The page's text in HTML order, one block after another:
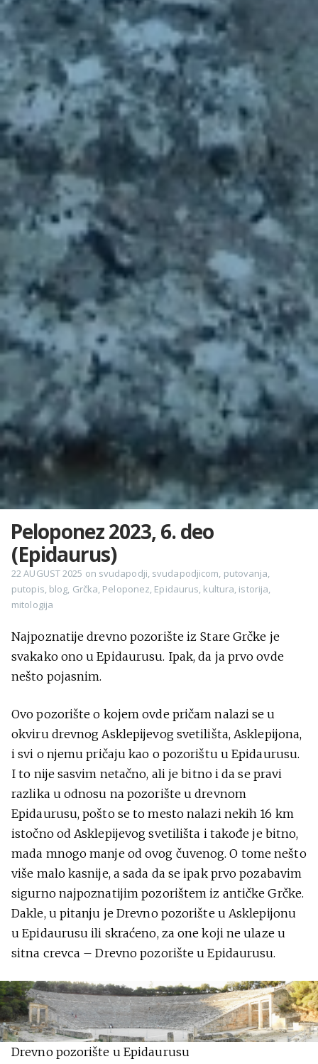
Peloponez 2023, 6. deo
(Epidaurus)
22 AUGUST 2025 on svudapodji, svudapodjicom, putovanja,
putopis, blog, Grčka, Peloponez, Epidaurus, kultura, istorija,
mitologija
Najpoznatije drevno pozorište iz Stare Grčke je
svakako ono u Epidaurusu. Ipak, da ja prvo ovde
nešto pojasnim.
Ovo pozorište o kojem ovde pričam nalazi se u
okviru drevnog Asklepijevog svetilišta, Asklepijona,
i svi o njemu pričaju kao o pozorištu u Epidaurusu.
I to nije sasvim netačno, ali je bitno i da se pravi
razlika u odnosu na pozorište u drevnom
Epidaurusu, pošto se to mesto nalazi nekih 16 km
istočno od Asklepijevog svetilišta i takođe je bitno,
mada mnogo manje od ovog čuvenog. O tome nešto
više malo kasnije, a sada da se ipak prvo pozabavim
sigurno najpoznatijim pozorištem iz antičke Grčke.
Dakle, u pitanju je Drevno pozorište u Asklepijonu
u Epidaurusu ili skraćeno, za one koji ne ulaze u
sitna crevca – Drevno pozorište u Epidaurusu.
Drevno pozorište u Epidaurusu